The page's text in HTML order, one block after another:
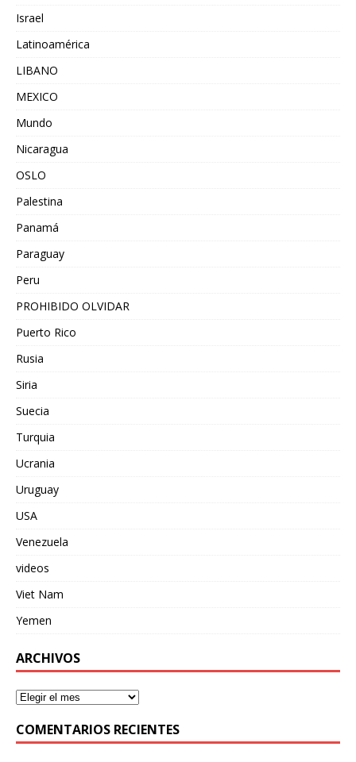
Israel
Latinoamérica
LIBANO
MEXICO
Mundo
Nicaragua
OSLO
Palestina
Panamá
Paraguay
Peru
PROHIBIDO OLVIDAR
Puerto Rico
Rusia
Siria
Suecia
Turquia
Ucrania
Uruguay
USA
Venezuela
videos
Viet Nam
Yemen
ARCHIVOS
COMENTARIOS RECIENTES